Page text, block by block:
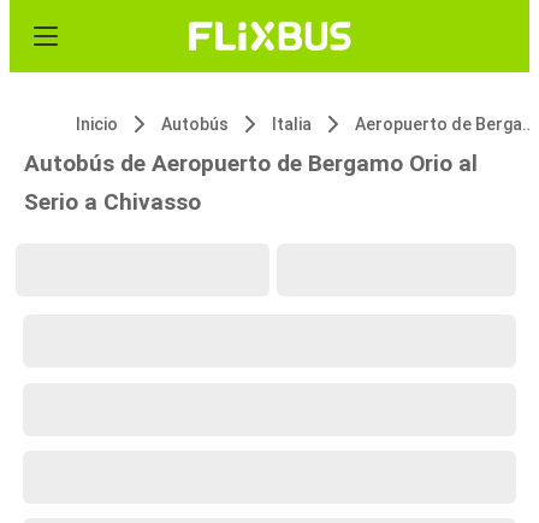
Inicio Autobús Italia Aeropuerto de Bergamo Orio al Serio
Autobús de Aeropuerto de Bergamo Orio al
Serio a Chivasso